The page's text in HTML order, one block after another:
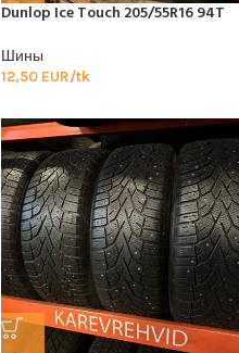
Dunlop Ice Touch 205/55R16 94T
Шины
12,50 EUR/tk